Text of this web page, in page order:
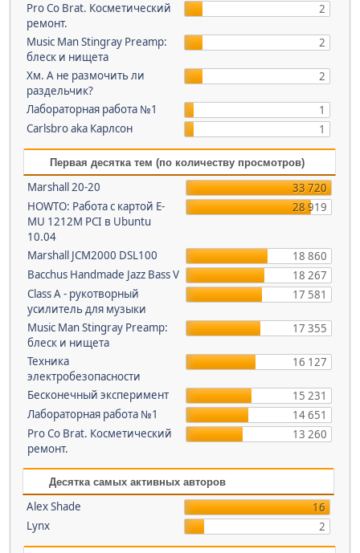
Pro Co Brat. Косметический
ремонт.
2
Music Man Stingray Preamp:
блеск и нищета
2
Хм. А не размочить ли
раздельчик?
2
Лабораторная работа №1
1
Carlsbro aka Карлсон
1
Первая десятка тем (по количеству просмотров)
Marshall 20-20
33 720
HOWTO: Работа с картой E-
MU 1212M PCI в Ubuntu
10.04
28 919
Marshall JCM2000 DSL100
18 860
Bacchus Handmade Jazz Bass V
18 267
Class A - рукотворный
усилитель для музыки
17 581
Music Man Stingray Preamp:
блеск и нищета
17 355
Техника
электробезопасности
16 127
Бесконечный эксперимент
15 231
Лабораторная работа №1
14 651
Pro Co Brat. Косметический
ремонт.
13 260
Десятка самых активных авторов
Alex Shade
16
Lynx
2